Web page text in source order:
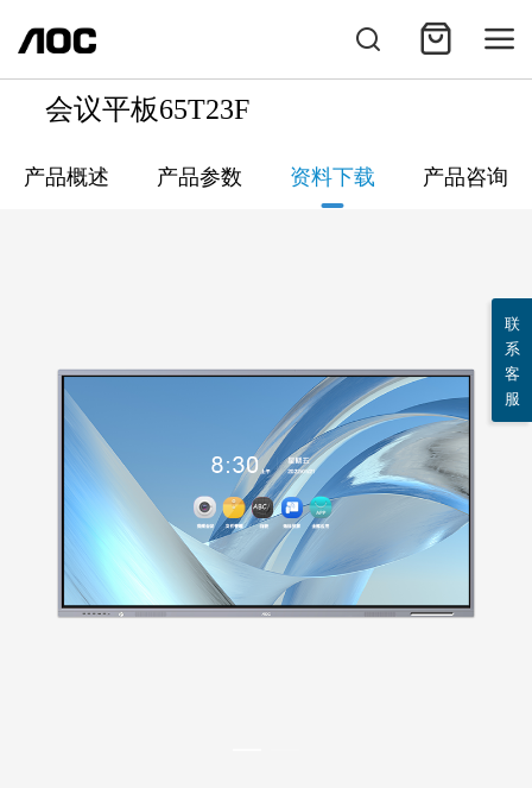
会议平板65T23F
产品概述 产品参数 资料下载 产品咨询
联
系
客
服